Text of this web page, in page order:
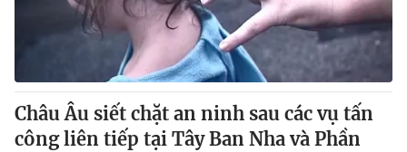
Câu chuyện quốc tế
Kinh tế
Thị trường
Góc doanh nghiệp
Dữ liệu và đời sống
Truyền hình
Châu Âu siết chặt an ninh sau các vụ tấn
công liên tiếp tại Tây Ban Nha và Phần